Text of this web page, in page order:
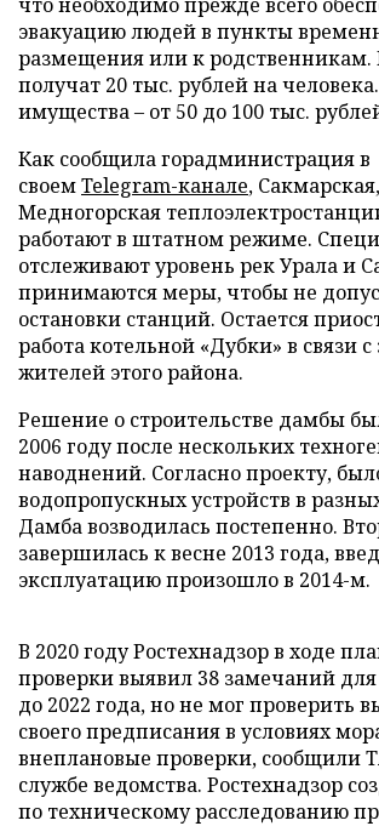
эвакуацию людей в пункты
размещения или к родственникам.
получат 20 тыс. рублей на
имущества – от 50 до 100 тыс.
Как сообщила горадминистрация в
своемTelegram-канале,
Медногорская
работают в штатном режиме.
отслеживают уровень рек Урала и
принимаются меры, чтобы не
остановки станций. Остается
работа котельной «Дубки» в связи
жителей этого района.
Решение о строительстве дамбы
2006 году после нескольких
наводнений. Согласно проекту,
водопропускных устройств в
Дамба возводилась постепенно.
завершилась к весне 2013 года,
эксплуатацию произошло в 2014-м.
В 2020 году Ростехнадзор в ходе
проверки выявил 38 замечаний
до 2022 года, но не мог проверить
своего предписания в условиях
внеплановые проверки, сообщили
службе ведомства. Ростехнадзор
по техническому расследованию